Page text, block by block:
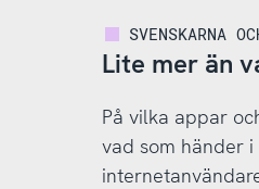
SVENSKARNA
Lite mer än
På vilka appar
vad som händer